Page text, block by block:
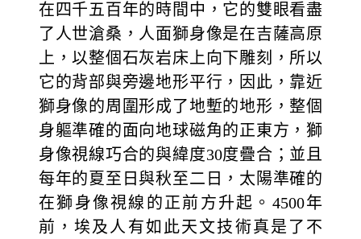
在四千五百年的時間中，它的雙眼看盡
了人世滄桑，人面獅身像是在吉薩高原
上，以整個石灰岩床上向下雕刻，所以
它的背部與旁邊地形平行，因此，靠近
獅身像的周圍形成了地塹的地形，整個
身軀準確的面向地球磁角的正東方，獅
身像視線巧合的與緯度30度疊合；並且
每年的夏至日與秋至二日，太陽準確的
在獅身像視線的正前方升起。4500年
前，埃及人有如此天文技術真是了不